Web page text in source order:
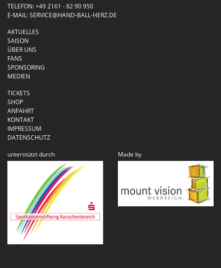
TELEFON:+49 2161 - 82 90 950
E-MAIL:SERVICE@HAND-BALL-HERZ.DE
AKTUELLES
SAISON
ÜBER UNS
FANS
SPONSORING
MEDIEN
TICKETS
SHOP
ANFAHRT
KONTAKT
IMPRESSUM
DATENSCHUTZ
unterstützt durch
Made by